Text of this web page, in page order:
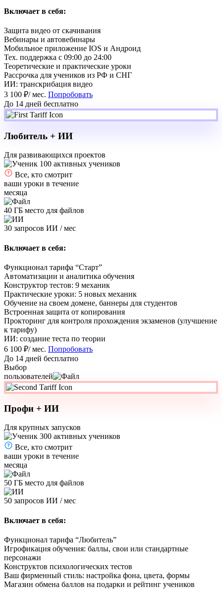
Включает в себя:
Защита видео от скачивания
Вебинары и автовебинары
Мобильное приложение IOS и Андроид
Тех. поддержка с 09:00 до 24:00
Теоретические и практические уроки
Рассрочка для учеников из РФ и СНГ
ИИ: транскрибация видео
3 100 ₽/ мес. Попробовать
До 14 дней бесплатно
Любитель + ИИ
Для развивающихся проектов
100 активных учеников
Все, кто смотрит
ваши уроки в течение
месяца
40 ГБ место для файлов
30 запросов ИИ / мес
Включает в себя:
Функционал тарифа “Старт”
Автоматизации и аналитика обучения
Конструктор тестов: 9 механик
Практические уроки: 5 новых механик
Обучение на своем домене, баннеры для студентов
Встроенная защита от копирования
Прокторинг для контроля прохождения экзаменов (улучшение
к тарифу)
ИИ: создание теста по теории
6 100 ₽/ мес. Попробовать
До 14 дней бесплатно
Выбор
пользователей
Профи + ИИ
Для крупных запусков
300 активных учеников
Все, кто смотрит
ваши уроки в течение
месяца
50 ГБ место для файлов
50 запросов ИИ / мес
Включает в себя:
Функционал тарифа “Любитель”
Игрофикация обучения: баллы, свои или стандартные
персонажи
Конструктов психологических тестов
Ваш фирменный стиль: настройка фона, цвета, формы
Магазин обмена баллов на подарки и рейтинг учеников